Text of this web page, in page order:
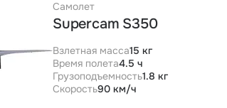
Самолет
Supercam S350
Взлетная масса15 кг
Время полета4.5 ч
Грузоподъемность1.8 кг
Скорость90 км/ч